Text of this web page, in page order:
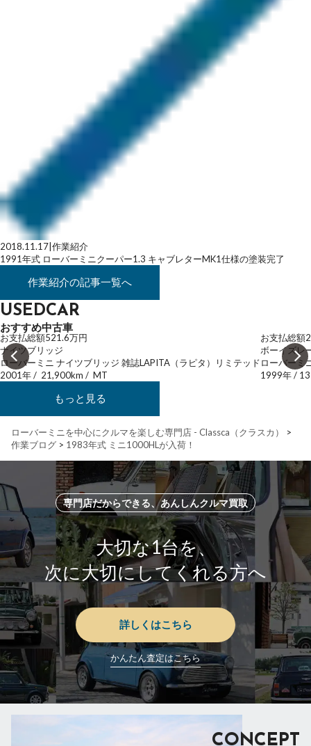
2018.11.17 作業紹介
1991年式 ローバーミニクーパー1.3 キャブレターMK1仕様の塗装完了
作業紹介の記事一覧へ
USEDCAR
おすすめ中古車
お支払総額521.6万円
ナイツブリッジ
ローバーミニ ナイツブリッジ 雑誌LAPITA（ラピタ）リミテッド
2001年/ 21,900km / MT
お支払総額
ボーイズレ
ローバーミ
1999年/
もっと見る
ローバーミニを中心にクルマを楽しむ専門店 - Classca（クラスカ）
>
作業ブログ > 1983年式 ミニ1000HLが入荷！
専門店だからできる、あんしんクルマ買取
大切な1台を、
次に大切にしてくれる方へ
詳しくはこちら
かんたん査定はこちら
CONCEPT